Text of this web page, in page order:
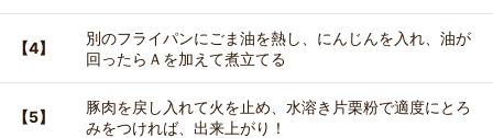
【4】
別のフライパンにごま油を熱し、にんじんを入れ、油が
回ったらＡを加えて煮立てる
【5】
豚肉を戻し入れて火を止め、水溶き片栗粉で適度にとろ
みをつければ、出来上がり！